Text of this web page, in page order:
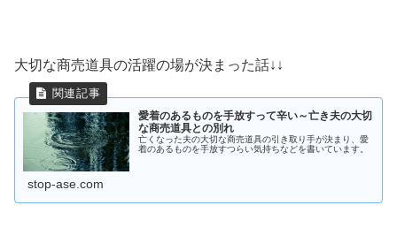
大切な商売道具の活躍の場が決まった話↓↓
愛着のあるものを手放すって辛い～亡き夫の大切
な商売道具との別れ
亡くなった夫の大切な商売道具の引き取り手が決まり、愛
着のあるものを手放すつらい気持ちなどを書いています。
stop-ase.com